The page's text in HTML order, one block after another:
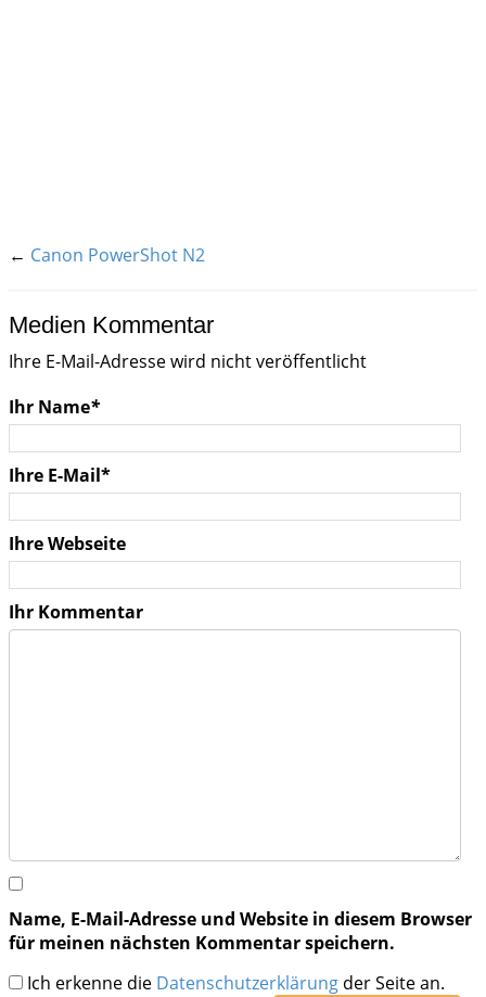
← Canon PowerShot N2
Medien Kommentar
Ihre E-Mail-Adresse wird nicht veröffentlicht
Ihr Name*
Ihre E-Mail*
Ihre Webseite
Ihr Kommentar
Name, E-Mail-Adresse und Website in diesem Browser
für meinen nächsten Kommentar speichern.
Ich erkenne die Datenschutzerklärung der Seite an.